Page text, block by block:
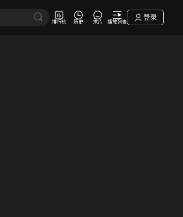
排行榜 历史 求片 播放列表
登录